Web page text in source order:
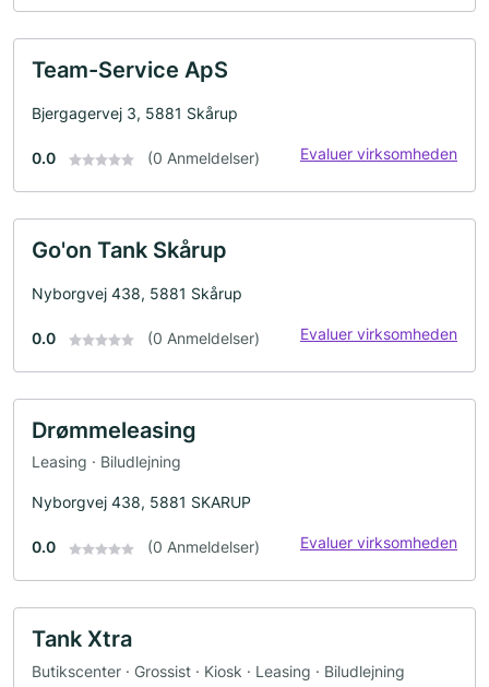
Team-Service ApS
Bjergagervej 3, 5881 Skårup
0.0 (0 Anmeldelser) Evaluer virksomheden
Go'on Tank Skårup
Nyborgvej 438, 5881 Skårup
0.0 (0 Anmeldelser) Evaluer virksomheden
Drømmeleasing
Leasing · Biludlejning
Nyborgvej 438, 5881 SKARUP
0.0 (0 Anmeldelser) Evaluer virksomheden
Tank Xtra
Butikscenter · Grossist · Kiosk · Leasing · Biludlejning